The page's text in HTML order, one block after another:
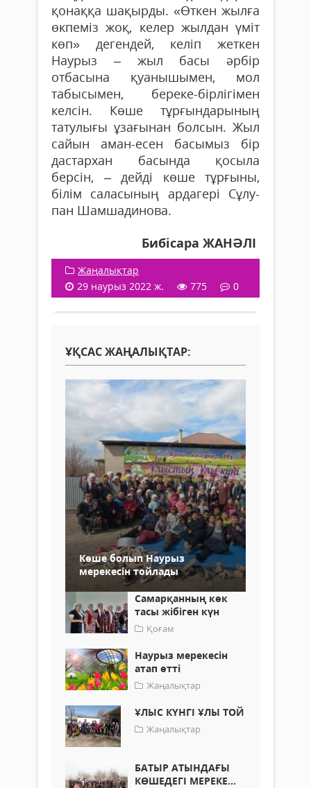
қонаққа шақырды. «Өт­кен жылға
өкпеміз жоқ, келер жылдан үміт
көп» дегендей, келіп жеткен
Наурыз – жыл басы әрбір
отбасына қуанышымен, мол
табысымен, береке-бірлігімен
келсін. Көше тұрғындарының
татулығы ұзағынан болсын. Жыл
са­йын аман-есен басымыз бір
дастархан басында қосыла
берсін, – дейді көше тұрғыны,
білім саласының ардагері Сұлу­
пан Шамшадинова.
Бибісара ЖАНӘЛІ
Жаңалықтар
29 наурыз 2022 ж.
775 0
ҰҚСАС ЖАҢАЛЫҚТАР:
Көше болып Наурыз
мерекесін тойлады
Самарқанның көк
тасы жібіген күн
Қоғам
Наурыз мерекесін
атап өтті
Жаңалықтар
ҰЛЫС КҮНГІ ҰЛЫ ТОЙ
Жаңалықтар
БАТЫР АТЫНДАҒЫ
КӨШЕДЕГІ МЕРЕКЕ...